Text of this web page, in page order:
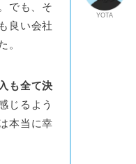
YOTA
でも、そ
良い会社
。
も全て決
じるよう
本当に幸